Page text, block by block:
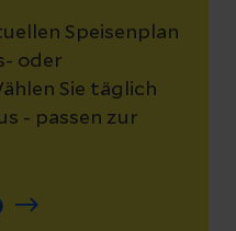
Speisenplan
oder
Sie täglich
- passen zur